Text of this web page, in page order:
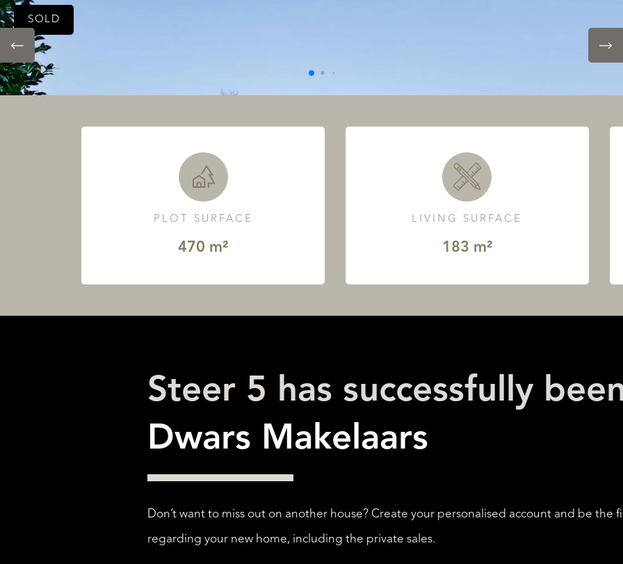
SOLD
PLOT SURFACE
470 m²
LIVING SURFACE
183 m²
Steer 5 has successfully
Dwars Makelaars
Don’t want to miss out on another house? Create your personalised account and be the
regarding your new home, including the private sales.